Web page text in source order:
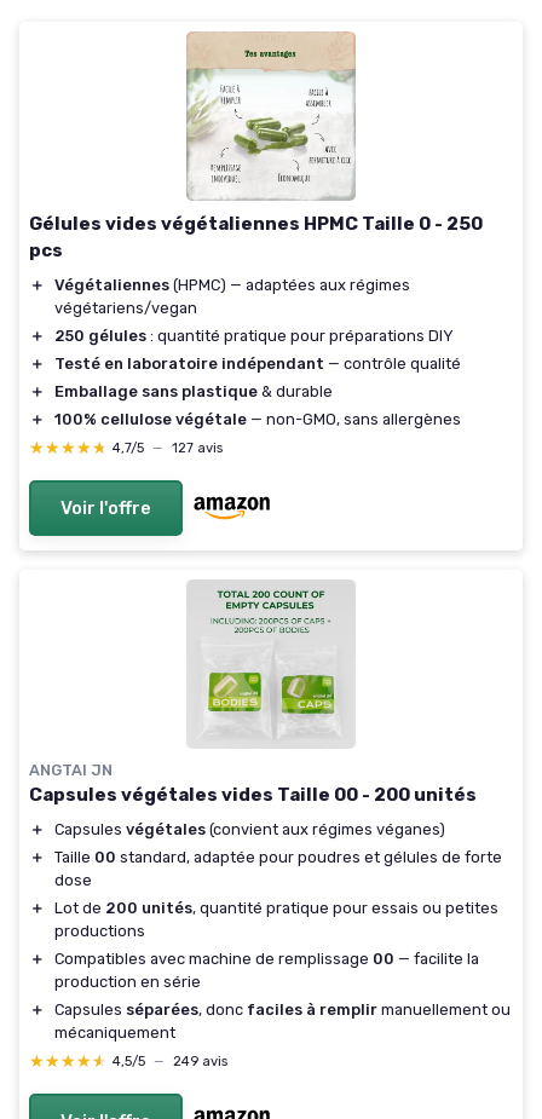
Gélules vides végétaliennes HPMC Taille 0 - 250
pcs
＋ Végétaliennes (HPMC) — adaptées aux régimes
végétariens/vegan
＋
250 gélules : quantité pratique pour préparations DIY
＋
Testé en laboratoire indépendant — contrôle qualité
＋
Emballage sans plastique & durable
＋
100% cellulose végétale — non-GMO, sans allergènes
★★★★★
★★★★★ 4,7/5 — 127 avis
Voir l'offre
ANGTAI JN
Capsules végétales vides Taille 00 - 200 unités
＋ Capsules végétales (convient aux régimes véganes)
＋
Taille 00 standard, adaptée pour poudres et gélules de forte
dose
＋
Lot de 200 unités, quantité pratique pour essais ou petites
productions
＋
Compatibles avec machine de remplissage 00 — facilite la
production en série
＋
Capsules séparées, donc faciles à remplir manuellement ou
mécaniquement
★★★★★
★★★★★ 4,5/5 — 249 avis